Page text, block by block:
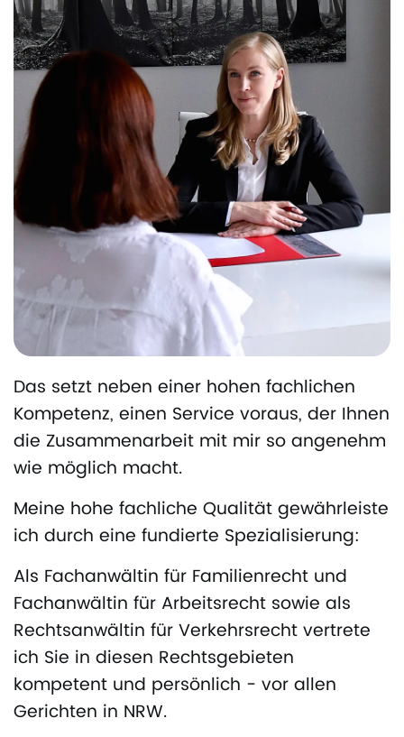
Das setzt neben einer hohen fachlichen
Kompetenz, einen Service voraus, der Ihnen
die Zusammenarbeit mit mir so angenehm
wie möglich macht.
Meine hohe fachliche Qualität gewährleiste
ich durch eine fundierte Spezialisierung:
Als Fachanwältin für Familienrecht und
Fachanwältin für Arbeitsrecht sowie als
Rechtsanwältin für Verkehrsrecht vertrete
ich Sie in diesen Rechtsgebieten
kompetent und persönlich - vor allen
Gerichten in NRW.